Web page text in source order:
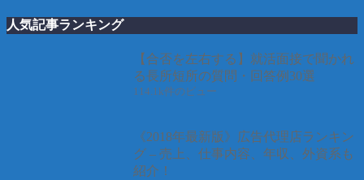
人気記事ランキング
【合否を左右する】就活面接で聞かれ
る長所短所の質問・回答例30選
114.1k件のビュー
《2018年最新版》広告代理店ランキン
グ – 売上、仕事内容、年収、外資系も
紹介！